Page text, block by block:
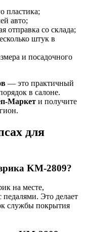
пластика;
авто;
отправка со склада;
штук в
и посадочного
— это практичный
в салоне.
Маркет и получите
для
KM-2809?
на месте,
педалями. Это делает
службы покрытия